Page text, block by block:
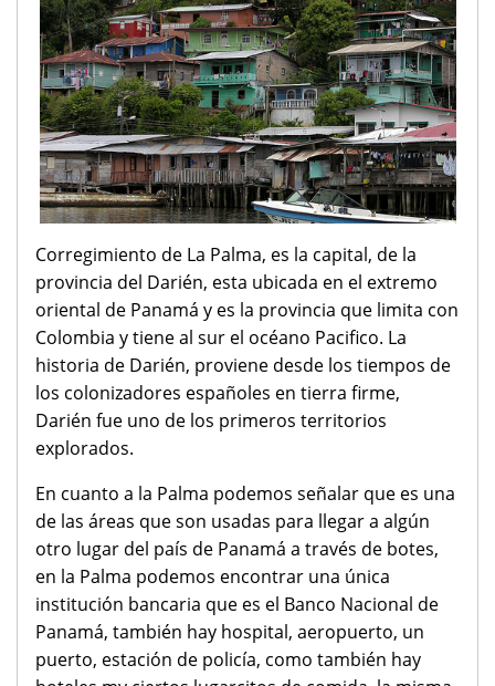
Corregimiento de La Palma, es la capital, de la
provincia del Darién, esta ubicada en el extremo
oriental de Panamá y es la provincia que limita con
Colombia y tiene al sur el océano Pacifico. La
historia de Darién, proviene desde los tiempos de
los colonizadores españoles en tierra firme,
Darién fue uno de los primeros territorios
explorados.
En cuanto a la Palma podemos señalar que es una
de las áreas que son usadas para llegar a algún
otro lugar del país de Panamá a través de botes,
en la Palma podemos encontrar una única
institución bancaria que es el Banco Nacional de
Panamá, también hay hospital, aeropuerto, un
puerto, estación de policía, como también hay